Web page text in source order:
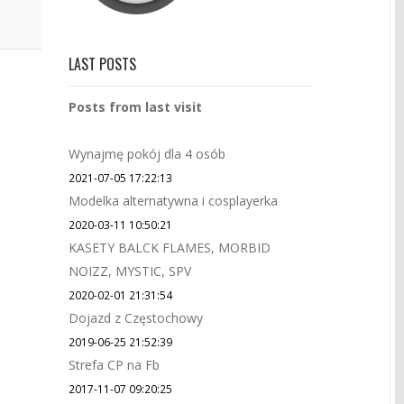
LAST POSTS
Posts from last visit
Wynajmę pokój dla 4 osób
2021-07-05 17:22:13
Modelka alternatywna i cosplayerka
2020-03-11 10:50:21
KASETY BALCK FLAMES, MORBID
NOIZZ, MYSTIC, SPV
2020-02-01 21:31:54
Dojazd z Częstochowy
2019-06-25 21:52:39
Strefa CP na Fb
2017-11-07 09:20:25